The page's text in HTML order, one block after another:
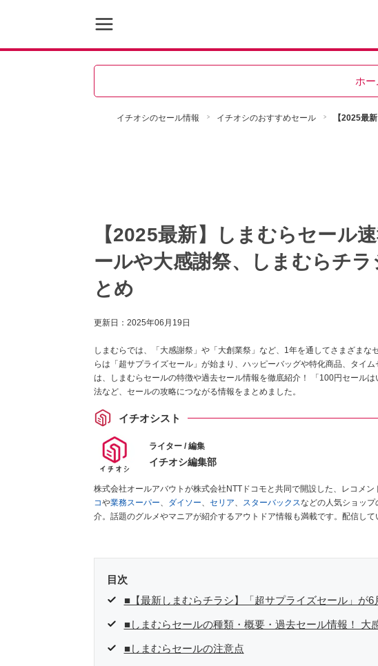
ホ
イチオシのセール情報 イチオシのおすすめセール 【2025最
【2025最新】しまむらセール
ールや大感謝祭、しまむらチ
とめ
更新日： 2025年06月19日
しまむらでは、「大感謝祭」や「大創業祭」など、1年を通してさまざま
らは「超サプライズセール」が始まり、ハッピーバッグや特化商品、タイ
は、しまむらセールの特徴や過去セール情報を徹底紹介！ 「100円セール
法など、セールの攻略につながる情報をまとめました。
イチオシスト
ライター / 編集
イチオシ編集部
株式会社オールアバウトが株式会社NTTドコモと共同で開設した、レコメン
コや業務スーパー、 ダイソー、 セリア、 スターバックスなどの人気ショッ
介。話題のグルメやマニアが紹介するアウトドア情報も満載です。配信し
目次
■【最新しまむらチラシ】「超サプライズセール」が6
■しまむらセールの種類・概要・過去セール情報！ 大
■しまむらセールの注意点